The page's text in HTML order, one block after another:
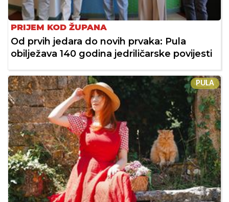
PRIJEM KOD ŽUPANA
Od prvih jedara do novih prvaka: Pula
obilježava 140 godina jedriličarske povijesti
PULA